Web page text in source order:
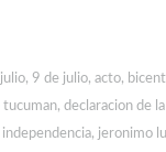
, 9 de julio, acto,
tucuman, declaracion de
independencia, jeronimo